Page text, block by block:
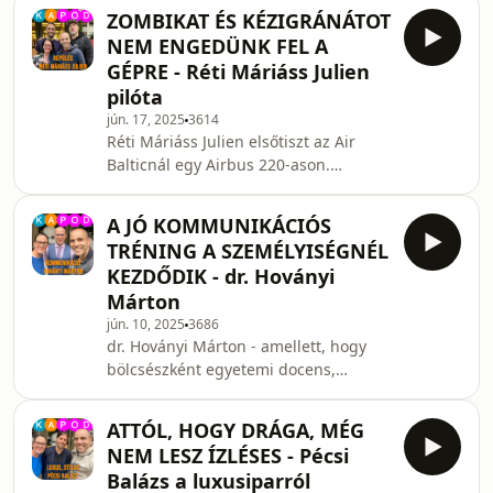
epizódunkban Ráskó Eszter és Ács
Fruzsi barátságába nyerhetünk
bepillantást. Learn more about your
ad choices. Visit
megaphone.fm/adchoices
ZOMBIKAT ÉS KÉZIGRÁNÁTOT
NEM ENGEDÜNK FEL A
GÉPRE - Réti Máriáss Julien
pilóta
jún. 17, 2025 3614
Réti Máriáss Julien elsőtiszt az Air
Balticnál egy Airbus 220-ason.
mindennapjairól és trükkjeiről pedig
rendszeresen beszámol az
⁨@abovehorizont101⁩ YouTube
csatornán és az @abovehorizont Tik-
Tiktok és Insta-csatornákon. A szezon
utolsó adásában, felkészülve a nyári
nyaralós repülésekre őt faggatjuk a
kulisszatitkokról. Szegény nagyon
fáradt, mert Nizzából repült
A JÓ KOMMUNIKÁCIÓS
TRÉNING A SZEMÉLYISÉGNÉL
KEZDŐDIK - dr. Hoványi
Márton
jún. 10, 2025 3686
dr. Hoványi Márton - amellett, hogy
bölcsészként egyetemi docens,
kommunikáció elismert szakértője, és
most nekünk is számos hasznos tippet
ad a sikeres kommunikációhoz.
Tanácsadó cége segít egy-egy beszéd
ATTÓL, HOGY DRÁGA, MÉG
NEM LESZ ÍZLÉSES - Pécsi
Balázs a luxusiparról